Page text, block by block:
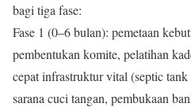
bagi tiga fase:
Fase 1 (0–6 bulan): pemetaan
pembentukan komite, pelatihan
cepat infrastruktur vital (septic
sarana cuci tangan, pembukaan